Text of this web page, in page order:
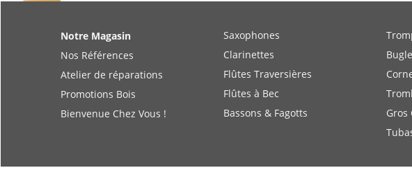
Notre Magasin
Nos Références
Atelier de réparations
Promotions Bois
Bienvenue Chez Vous !
Saxophones
Clarinettes
Flûtes Traversières
Flûtes à Bec
Bassons & Fagotts
Gros